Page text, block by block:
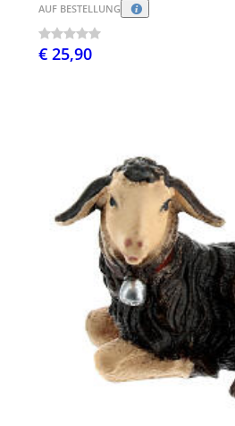
AUF BESTELLUNG
€ 25,90